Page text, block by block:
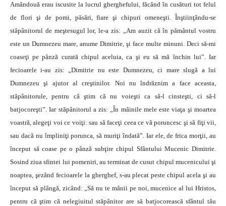
Amândouă erau iscusite la lucrul gherghefului, făcând în cusături tot felul
de flori şi de pomi, păsări, fiare şi chipuri omeneşti. Înştiinţându-se
stăpânitorul de meştesugul lor, le-a zis: „Am auzit că în pământul vostru
este un Dumnezeu mare, anume Dimitrie, şi face multe minuni. Deci să-mi
coaseţi pe pânză curată chipul aceluia, ca şi eu să mă închin lui”. Iar
fecioarele i-au zis: „Dimitrie nu este Dumnezeu, ci mare slugă a lui
Dumnezeu şi ajutor al creştinilor. Noi nu îndrăznim a face aceasta,
stăpânitorule, pentru că ştim că nu voieşti ca să-l cinsteşti, ci să-l
batjocoreşti”. Iar stăpânitorul a zis: „În mâinile mele este viaţa şi moartea
voastră, alegeţi voi ce voiţi: sau să faceţi ceea ce vă poruncesc şi să fiţi vii,
sau dacă nu împliniţi porunca, să muriţi îndată”. Iar ele, de frica morţii, au
început să coase pe o pânză subţire chipul Sfântului Mucenic Dimitrie.
Sosind ziua sfintei lui pomeniri, au terminat de cusut chipul mucenicului şi
noaptea, şezând fecioarele la gherghef, s-au plecat peste chipul acela şi au
început să plângă, zicând: „Să nu te mânii pe noi, mucenice al lui Hristos,
pentru că ştim că nelegiuitul stăpânitor are să batjocorească sfântul tău